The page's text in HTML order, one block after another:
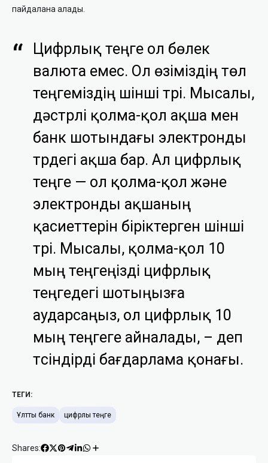
пайдалана алады.
Цифрлық теңге ол бөлек
валюта емес. Ол өзіміздің төл
теңгеміздің үшінші түрі. Мысалы,
дәстүрлі қолма-қол ақша мен
банк шотындағы электронды
түрдегі ақша бар. Ал цифрлық
теңге — ол қолма-қол және
электронды ақшаның
қасиеттерін біріктерген үшінші
түрі. Мысалы, қолма-қол 10
мың теңгеңізді цифрлық
теңгедегі шотыңызға
аударсаңыз, ол цифрлық 10
мың теңгеге айналады, – деп
түсіндірді бағдарлама қонағы.
ТЕГИ:
Ұлттық банк цифрлық теңге
Shares: